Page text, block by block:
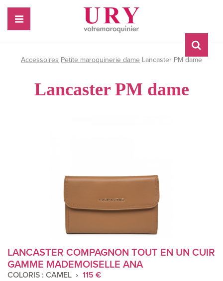
Accessoires Petite maroquinerie dame Lancaster PM dame
Lancaster PM dame
LANCASTER COMPAGNON TOUT EN UN CUIR
GAMME MADEMOISELLE ANA
COLORIS : CAMEL 115 €